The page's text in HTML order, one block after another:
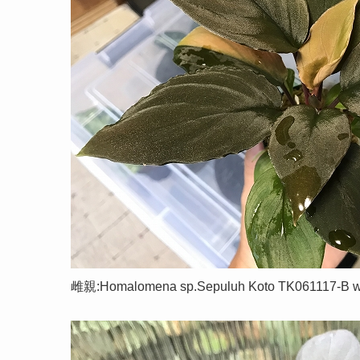
雌親:Homalomena sp.Sepuluh Koto TK061117-B